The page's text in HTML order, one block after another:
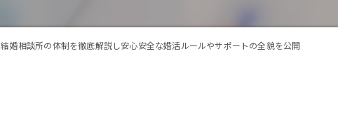
結婚相談所の体制を徹底解説し安心安全な婚活ルールやサポートの全貌を公開